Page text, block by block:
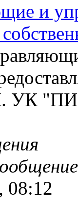
и
УК
08:12